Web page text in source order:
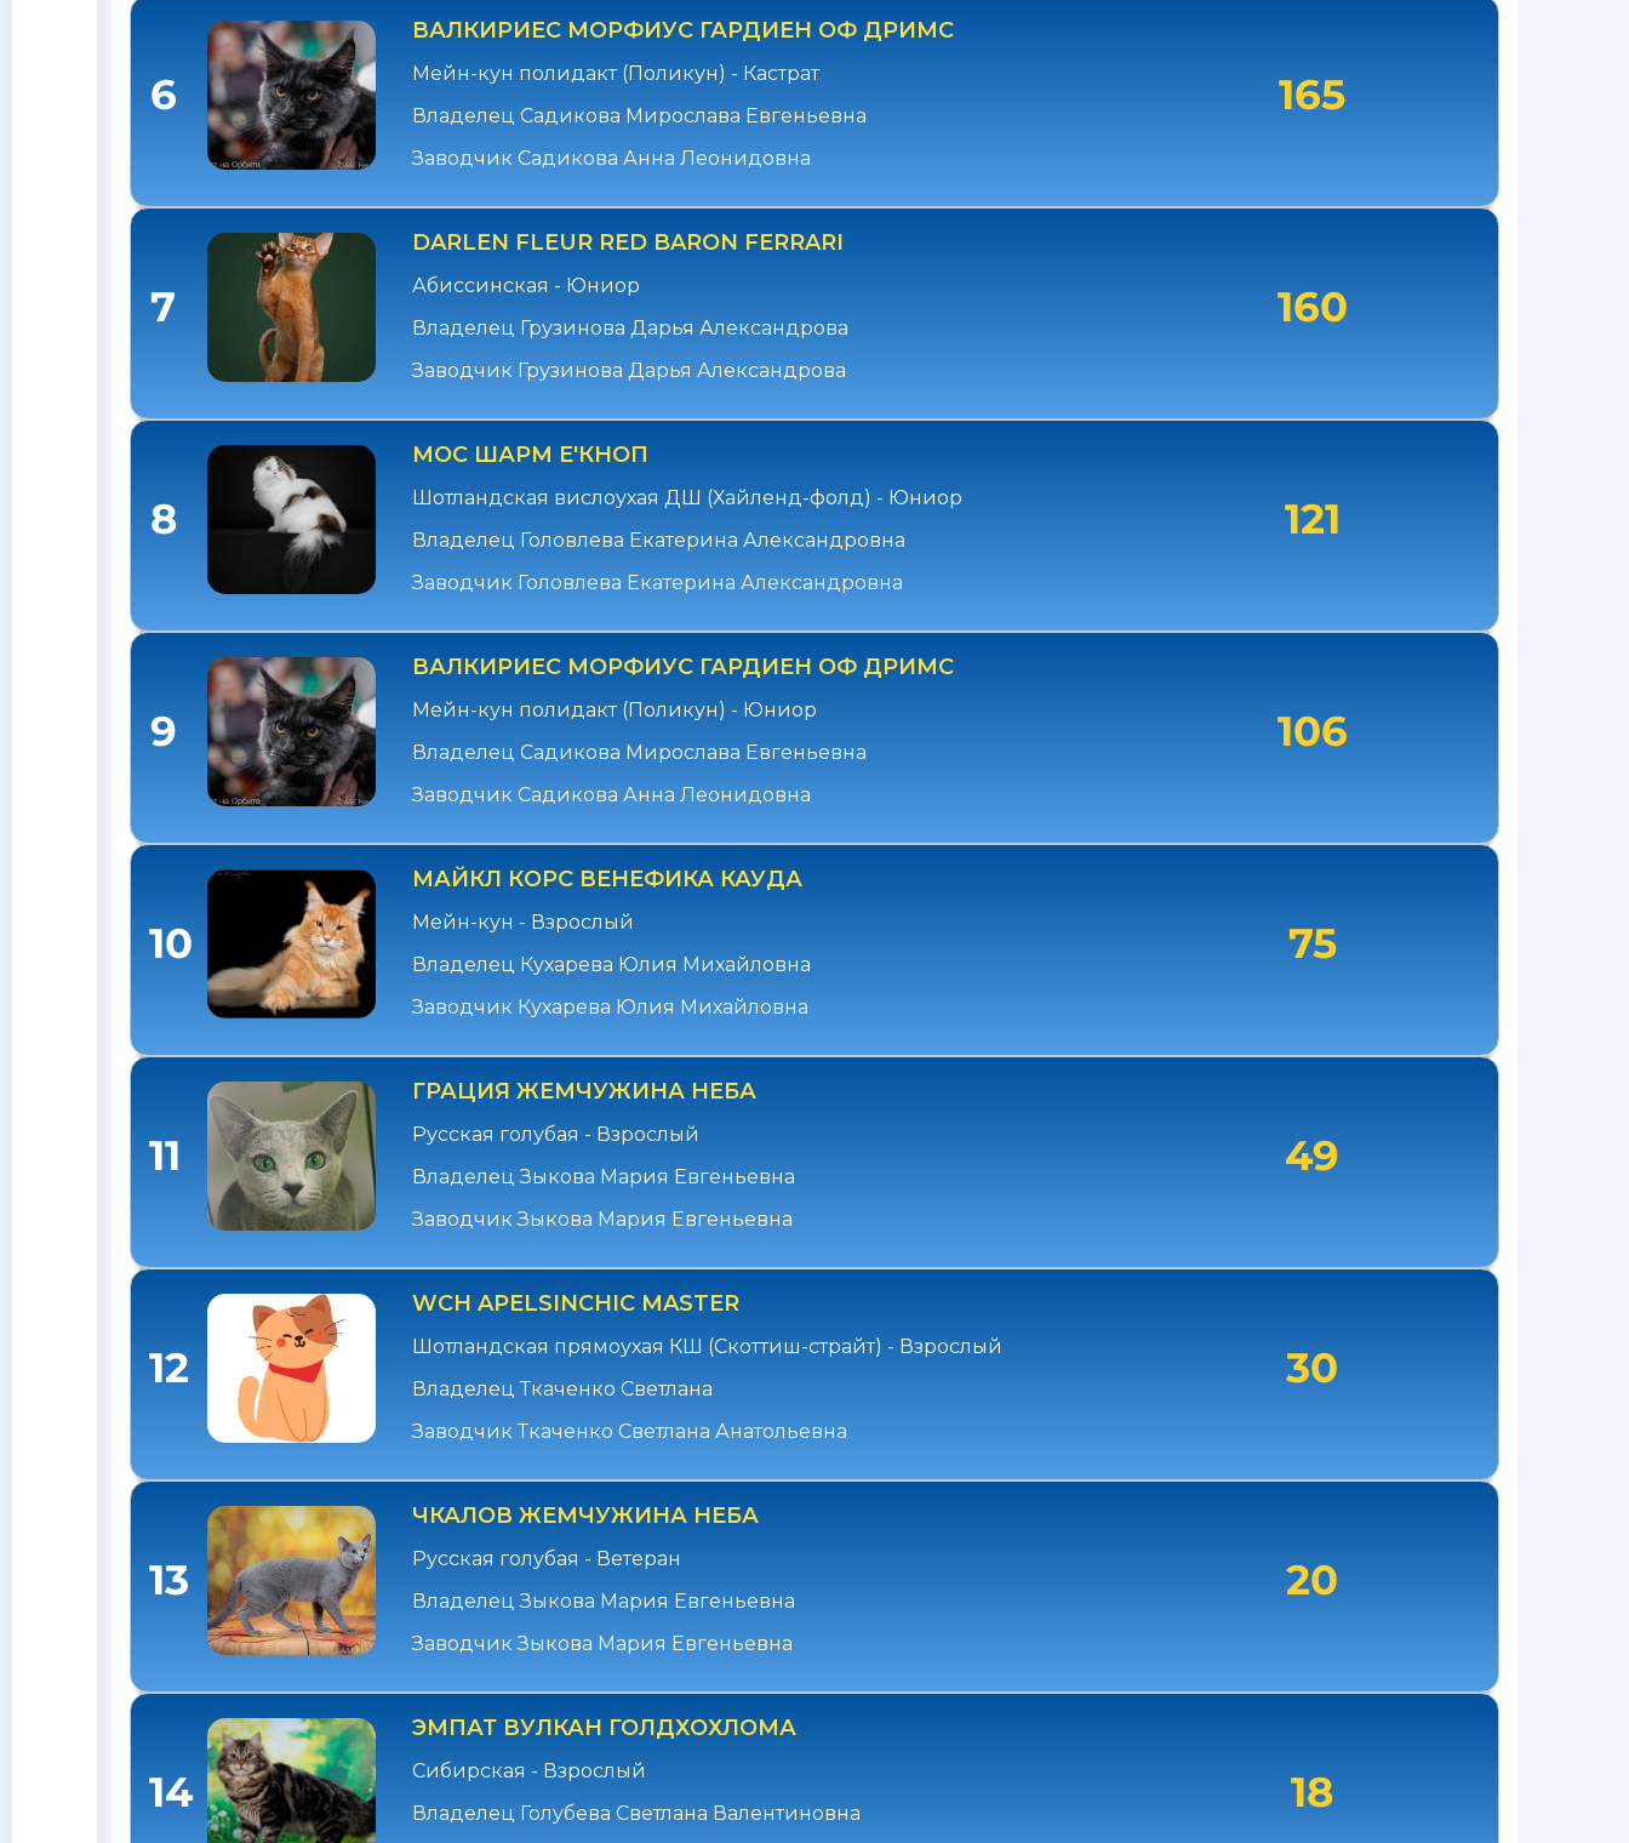
6
ВАЛКИРИЕС МОРФИУС ГАРДИЕН ОФ ДРИМС
Мейн-кун полидакт (Поликун) - Кастрат
Владелец Садикова Мирослава Евгеньевна
Заводчик Садикова Анна Леонидовна
165
7
DARLEN FLEUR RED BARON FERRARI
Абиссинская - Юниор
Владелец Грузинова Дарья Александрова
Заводчик Грузинова Дарья Александрова
160
8
МОС ШАРМ Е'КНОП
Шотландская вислоухая ДШ (Хайленд-фолд) - Юниор
Владелец Головлева Екатерина Александровна
Заводчик Головлева Екатерина Александровна
121
9
ВАЛКИРИЕС МОРФИУС ГАРДИЕН ОФ ДРИМС
Мейн-кун полидакт (Поликун) - Юниор
Владелец Садикова Мирослава Евгеньевна
Заводчик Садикова Анна Леонидовна
106
10
МАЙКЛ КОРС ВЕНЕФИКА КАУДА
Мейн-кун - Взрослый
Владелец Кухарева Юлия Михайловна
Заводчик Кухарева Юлия Михайловна
75
11
ГРАЦИЯ ЖЕМЧУЖИНА НЕБА
Русская голубая - Взрослый
Владелец Зыкова Мария Евгеньевна
Заводчик Зыкова Мария Евгеньевна
49
12
WCH APELSINCHIC MASTER
Шотландская прямоухая КШ (Скоттиш-страйт) - Взрослый
Владелец Ткаченко Светлана
Заводчик Ткаченко Светлана Анатольевна
30
13
ЧКАЛОВ ЖЕМЧУЖИНА НЕБА
Русская голубая - Ветеран
Владелец Зыкова Мария Евгеньевна
Заводчик Зыкова Мария Евгеньевна
20
14
ЭМПАТ ВУЛКАН ГОЛДХОХЛОМА
Сибирская - Взрослый
Владелец Голубева Светлана Валентиновна
18